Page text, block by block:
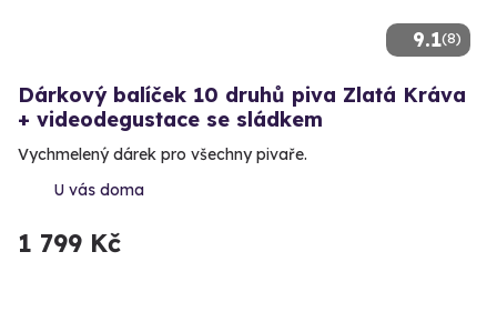
9.1(8)
Dárkový balíček 10 druhů piva Zlatá Kráva
+ videodegustace se sládkem
Vychmelený dárek pro všechny pivaře.
U vás doma
1 799 Kč